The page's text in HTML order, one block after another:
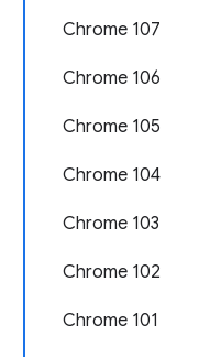
Chrome 107
Chrome 106
Chrome 105
Chrome 104
Chrome 103
Chrome 102
Chrome 101